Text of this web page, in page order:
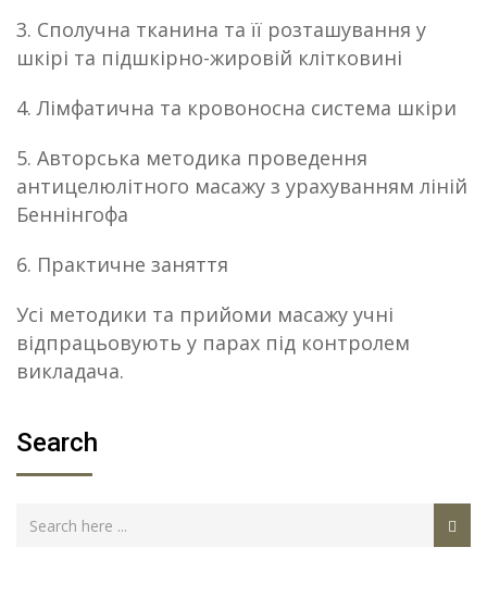
3. Сполучна тканина та її розташування у
шкірі та підшкірно-жировій клітковині
4. Лімфатична та кровоносна система шкіри
5. Авторська методика проведення
антицелюлітного масажу з урахуванням ліній
Беннінгофа
6. Практичне заняття
Усі методики та прийоми масажу учні
відпрацьовують у парах під контролем
викладача.
Search